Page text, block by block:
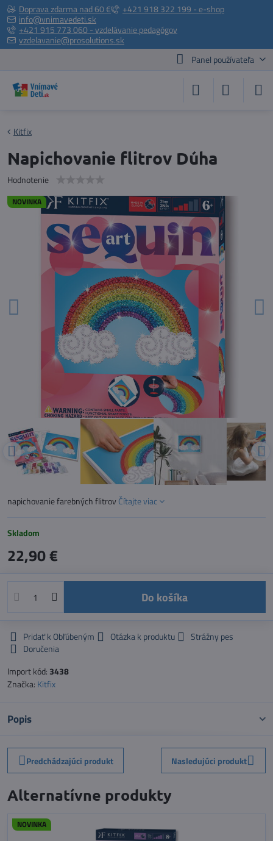
Doprava zdarma nad 60 €
+421 918 322 199 - e-shop
info@vnimavedeti.sk
+421 915 773 060 - vzdelávanie pedagógov
vzdelavanie@prosolutions.sk
Panel používateľa
NOVINKA
Kitfix
Napichovanie flitrov Dúha
Hodnotenie
napichovanie farebných flitrovČítajte viac
Skladom
22,90 €
Do košíka
Pridať k Obľúbeným Otázka k produktu
Strážny pes
Doručenia
Import kód: 3438
Značka: Kitfix
Popis
Predchádzajúci produkt Nasledujúci produkt
Alternatívne produkty
NOVINKA